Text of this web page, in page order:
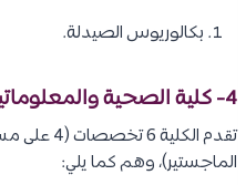
بكالوريوس الصيدلة.
4- كلية الصحية والمعلوماتية الصحية:
الماجستير)، وهم كما يلي: